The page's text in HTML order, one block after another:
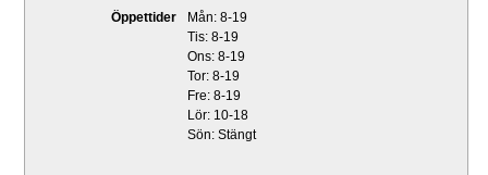
Öppettider
Mån: 8-19
Tis: 8-19
Ons: 8-19
Tor: 8-19
Fre: 8-19
Lör: 10-18
Sön: Stängt